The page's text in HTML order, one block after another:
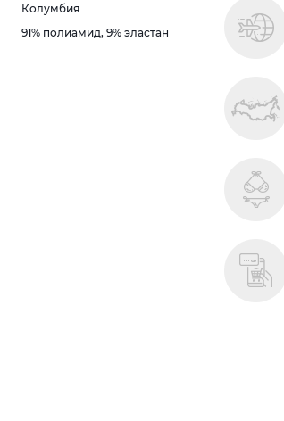
Колумбия
91% полиамид, 9% эластан